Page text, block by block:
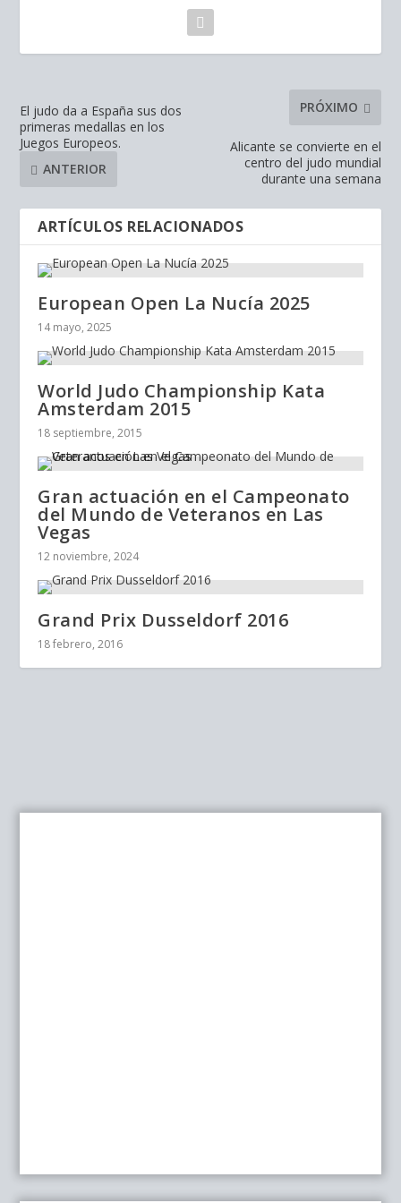
El judo da a España sus dos
primeras medallas en los
Juegos Europeos.
ANTERIOR
PRÓXIMO
Alicante se convierte en el
centro del judo mundial
durante una semana
ARTÍCULOS RELACIONADOS
European Open La Nucía 2025
14 mayo, 2025
World Judo Championship Kata
Amsterdam 2015
18 septiembre, 2015
Gran actuación en el Campeonato
del Mundo de Veteranos en Las
Vegas
12 noviembre, 2024
Grand Prix Dusseldorf 2016
18 febrero, 2016